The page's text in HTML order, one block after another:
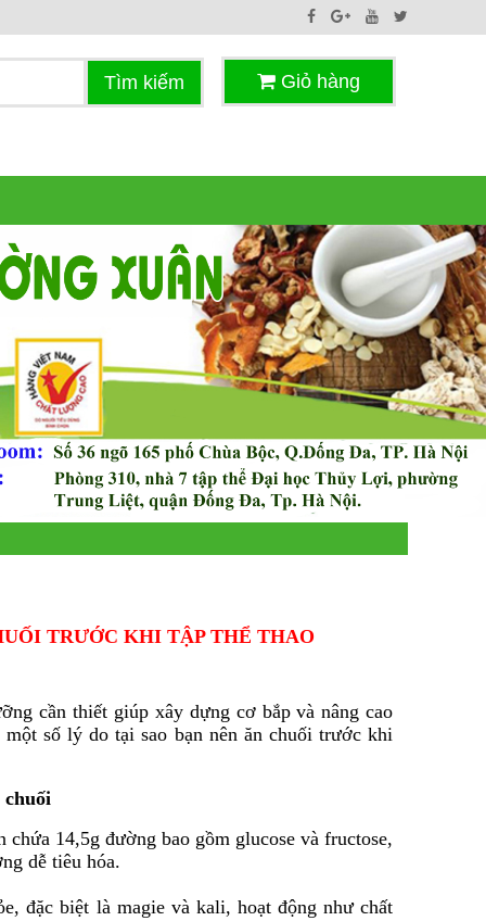
Giỏ hàng
TRƯỚC KHI TẬP THỂ THAO
cần thiết giúp xây dựng cơ bắp và nâng cao
số lý do tại sao bạn nên ăn chuối trước khi
14,5g đường bao gồm glucose và fructose,
dễ tiêu hóa.
đặc biệt là magie và kali, hoạt động như chất